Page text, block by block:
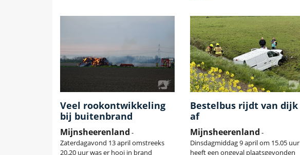
Veel rookontwikkeling
bij buitenbrand
Mijnsheerenland -
Zaterdagavond 13 april omstreeks
20.20 uur was er hooi in brand
Bestelbus rijdt van dijk
af
Mijnsheerenland -
Dinsdagmiddag 9 april om 15.05 uur
heeft een ongeval plaatsgevonden